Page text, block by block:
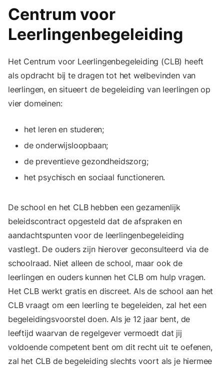
Centrum voor
Leerlingenbegeleiding
Het Centrum voor Leerlingenbegeleiding (CLB) heeft
als opdracht bij te dragen tot het welbevinden van
leerlingen, en situeert de begeleiding van leerlingen op
vier domeinen:
het leren en studeren;
de onderwijsloopbaan;
de preventieve gezondheidszorg;
het psychisch en sociaal functioneren.
De school en het CLB hebben een gezamenlijk
beleidscontract opgesteld dat de afspraken en
aandachtspunten voor de leerlingenbegeleiding
vastlegt. De ouders zijn hierover geconsulteerd via de
schoolraad. Niet alleen de school, maar ook de
leerlingen en ouders kunnen het CLB om hulp vragen.
Het CLB werkt gratis en discreet. Als de school aan het
CLB vraagt om een leerling te begeleiden, zal het een
begeleidingsvoorstel doen. Als je 12 jaar bent, de
leeftijd waarvan de regelgever vermoedt dat jij
voldoende competent bent om dit recht uit te oefenen,
zal het CLB de begeleiding slechts voort als je hiermee